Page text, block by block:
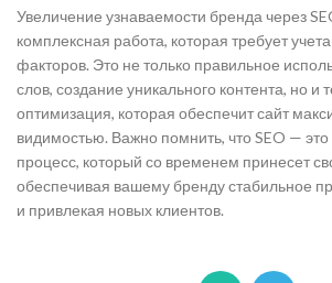
Увеличение узнаваемости бренда через
комплексная работа, которая требует
факторов. Это не только правильное
слов, создание уникального контента, но и
оптимизация, которая обеспечит сайт
видимостью. Важно помнить, что SEO —
процесс, который со временем принесет
обеспечивая вашему бренду стабильное
и привлекая новых клиентов.